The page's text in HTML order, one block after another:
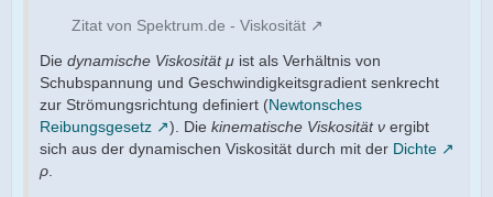
Zitat von Spektrum.de - Viskosität
Die dynamische Viskositätμ ist als Verhältnis von
Schubspannung und Geschwindigkeitsgradient senkrecht
zur Strömungsrichtung definiert (Newtonsches
Reibungsgesetz
). Die kinematische Viskosität ν ergibt
sich aus der dynamischen Viskosität durch mit der Dichte
ρ